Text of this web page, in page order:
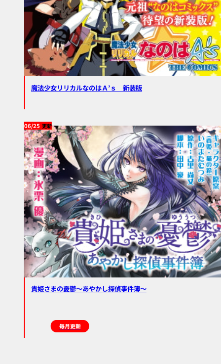
魔法少女リリカルなのはＡ’ｓ 新装版
06/25
貴姫さまの憂鬱～あやかし探偵事件簿～
毎月更新